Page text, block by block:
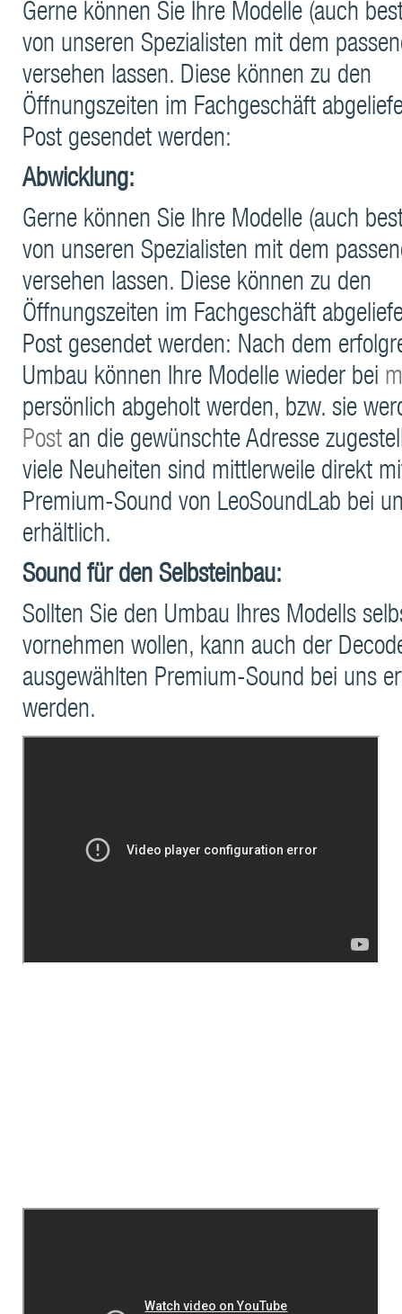
Gerne können Sie Ihre Modelle (auch
von unseren Spezialisten mit dem
versehen lassen. Diese können zu den
Öffnungszeiten im Fachgeschäft
Post gesendet werden:
Abwicklung:
Gerne können Sie Ihre Modelle (auch
von unseren Spezialisten mit dem
versehen lassen. Diese können zu den
Öffnungszeiten im Fachgeschäft
Post gesendet werden: Nach dem
Umbau können Ihre Modelle wieder bei
persönlich abgeholt werden, bzw. sie
Post an die gewünschte Adresse
viele Neuheiten sind mittlerweile direkt
Premium-Sound von LeoSoundLab bei
erhältlich.
Sound für den Selbsteinbau:
Sollten Sie den Umbau Ihres Modells
vornehmen wollen, kann auch der
ausgewählten Premium-Sound bei uns
werden.